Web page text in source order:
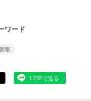
ワード
理